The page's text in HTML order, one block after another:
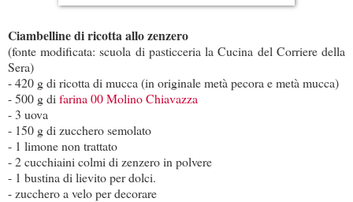
Ciambelline di ricotta allo zenzero
(fonte modificata: scuola di pasticceria la Cucina del Corriere della
Sera)
- 420 g di ricotta di mucca (in originale metà pecora e metà mucca)
- 500 g di farina 00 Molino Chiavazza
- 3 uova
- 150 g di zucchero semolato
- 1 limone non trattato
- 2 cucchiaini colmi di zenzero in polvere
- 1 bustina di lievito per dolci.
- zucchero a velo per decorare